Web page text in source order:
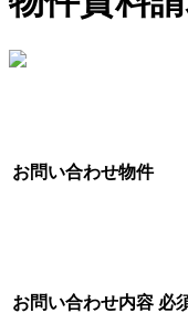
お問い合わせ物件
お問い合わせ内容 必